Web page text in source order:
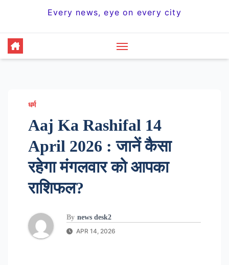
Every news, eye on every city
धर्म
Aaj Ka Rashifal 14
April 2026 : जानें कैसा
रहेगा मंगलवार को आपका
राशिफल?
By news desk2
APR 14, 2026